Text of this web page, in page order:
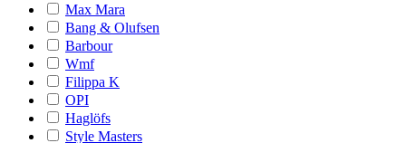
Max Mara
Bang & Olufsen
Barbour
Wmf
Filippa K
OPI
Haglöfs
Style Masters